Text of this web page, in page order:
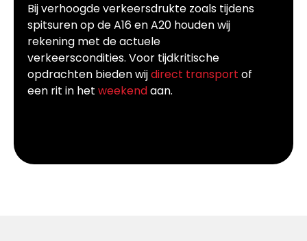
Bij verhoogde verkeersdrukte zoals tijdens
spitsuren op de A16 en A20 houden wij
rekening met de actuele
verkeerscondities. Voor tijdkritische
opdrachten bieden wijdirect transport of
een rit in het weekendaan.